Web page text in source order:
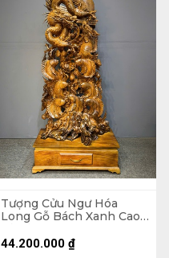
Tượng Cửu Ngư Hóa
Long Gỗ Bách Xanh Cao
45 (cm) - Kỷ Cao 30
44.200.000 ₫